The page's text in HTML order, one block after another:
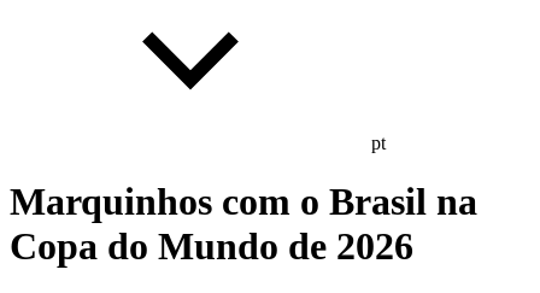
pt
Marquinhos com o Brasil na
Copa do Mundo de 2026